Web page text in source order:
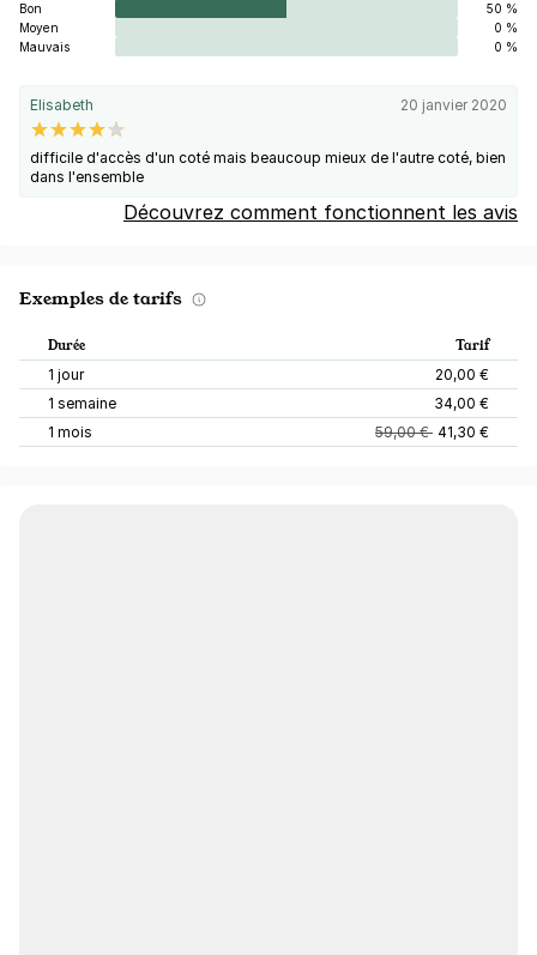
Bon
50 %
Moyen
0 %
Mauvais
0 %
Elisabeth 20 janvier 2020
difficile d'accès d'un coté mais beaucoup mieux de l'autre coté, bien
dans l'ensemble
Découvrez comment fonctionnent les avis
Exemples de tarifs
Durée Tarif
1 jour
20,00 €
1 semaine
34,00 €
1 mois
59,00 € 41,30 €